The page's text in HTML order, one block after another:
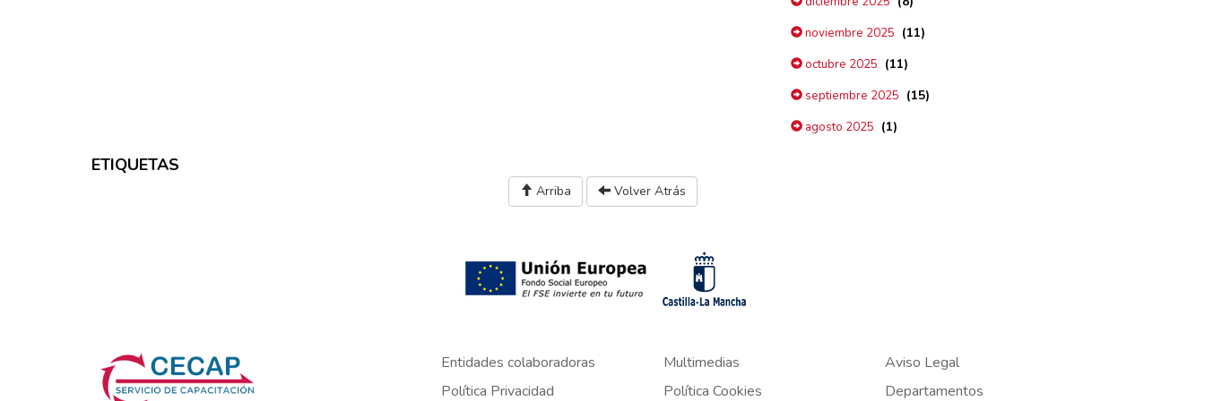
noviembre 2025 (11)
octubre 2025 (11)
septiembre 2025 (15)
agosto 2025 (1)
ETIQUETAS
Arriba Volver Atrás
Entidades colaboradoras Multimedias
Aviso Legal
Política Privacidad
Política Cookies Departamentos